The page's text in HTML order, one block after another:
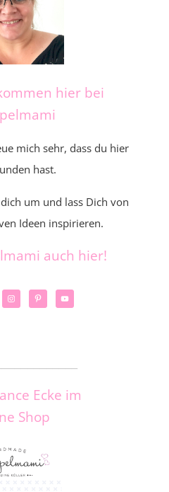
hier bei
mich sehr, dass du hier
hast.
um und lass Dich von
Ideen inspirieren.
auch hier!
Ecke im
Shop